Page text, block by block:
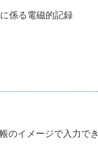
係る電磁的記録
のイメージで入力で